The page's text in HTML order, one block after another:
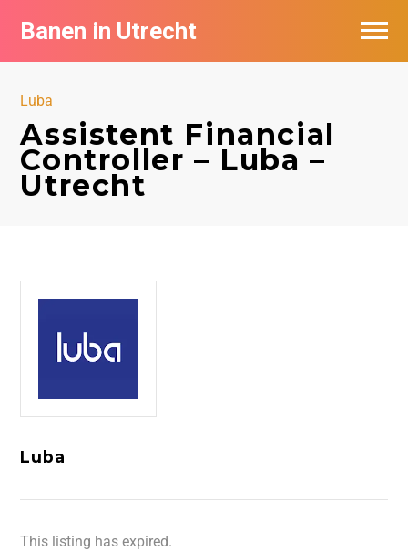
Banen in Utrecht
Luba
Assistent Financial
Controller – Luba –
Utrecht
Luba
This listing has expired.
Vacatures per bedrijf in Utrecht